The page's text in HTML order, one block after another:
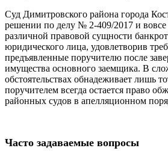
Суд Димитровского района города
решении по делу № 2-409/2017 и
различной правовой сущности
юридического лица, удовлетворив
предъявленные поручителю после
имущества основного заемщика. В
обстоятельствах обнадеживает лишь
поручителем всегда остается право
районных судов в апелляционном
Часто задаваемые вопросы